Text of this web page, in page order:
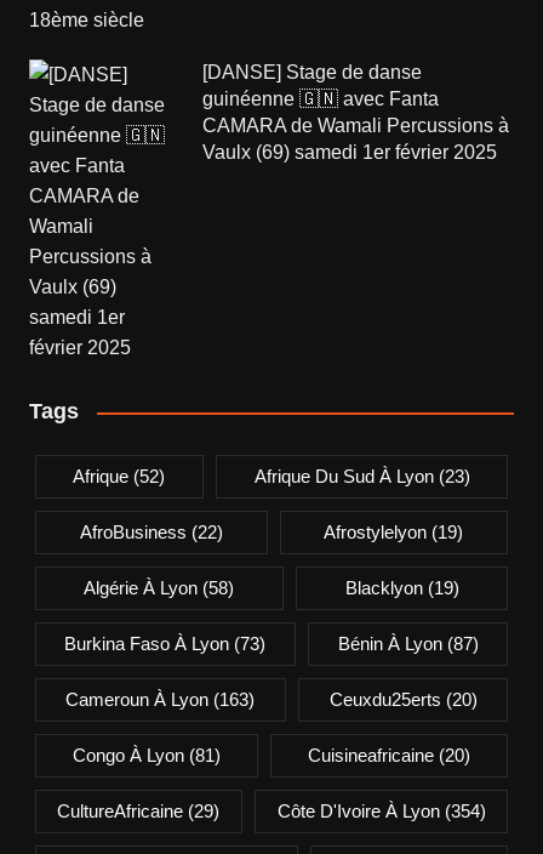
[DANSE] Stage de danse
guinéenne 🇬🇳 avec Fanta
CAMARA de Wamali Percussions à
Vaulx (69) samedi 1er février 2025
Tags
Afrique (52) Afrique Du Sud À Lyon(23)
AfroBusiness (22) Afrostylelyon (19)
Algérie À Lyon (58) Blacklyon(19)
Burkina Faso À Lyon (73) Bénin À Lyon(87)
Cameroun À Lyon (163) Ceuxdu25erts (20)
Congo À Lyon(81) Cuisineafricaine (20)
CultureAfricaine (29) Côte D'Ivoire À Lyon(354)